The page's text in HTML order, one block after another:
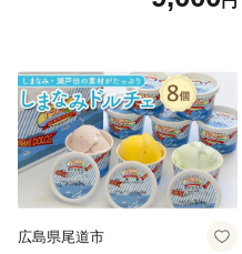
広島県尾道市